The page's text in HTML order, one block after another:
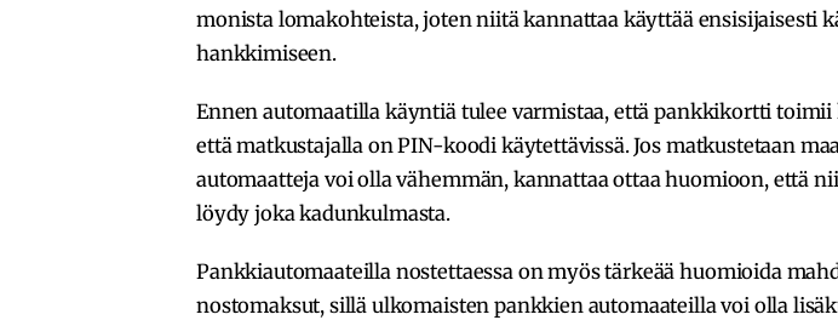
monista lomakohteista, joten niitä kannattaa käyttää ensisijaisesti
hankkimiseen.
Ennen automaatilla käyntiä tulee varmistaa, että pankkikortti toimii
että matkustajalla on PIN-koodi käytettävissä. Jos matkustetaan
automaatteja voi olla vähemmän, kannattaa ottaa huomioon, että
löydy joka kadunkulmasta.
Pankkiautomaateilla nostettaessa on myös tärkeää huomioida
nostomaksut, sillä ulkomaisten pankkien automaateilla voi olla